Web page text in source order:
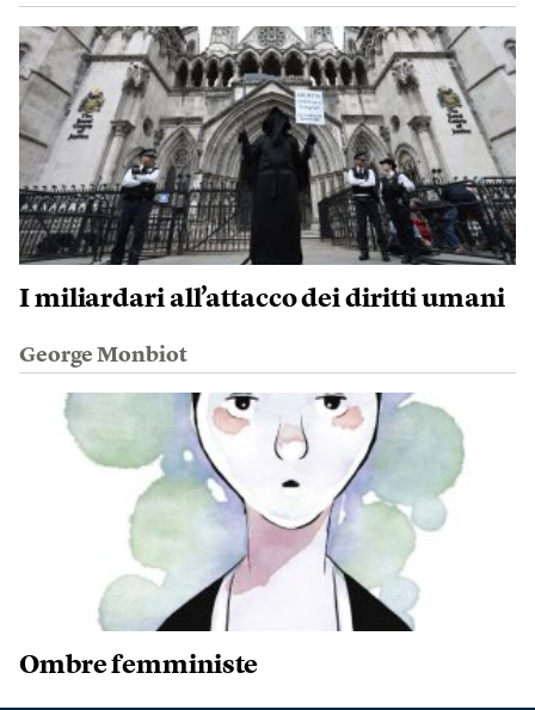
I miliardari all’attacco dei diritti umani
George Monbiot
Ombre femministe